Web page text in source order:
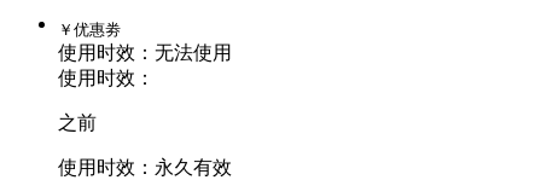
￥ 优惠劵
使用时效： 无法使用
使用时效：
之前
使用时效：永久有效